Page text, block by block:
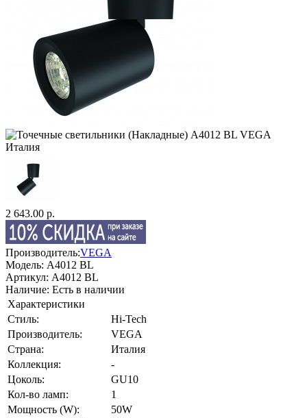
2 643.00 р.
Производитель:VEGA
Модель: A4012 BL
Артикул: A4012 BL
Наличие: Есть в наличии
Характеристики
Стиль:
Hi-Tech
Производитель:
VEGA
Страна:
Италия
Коллекция:
-
Цоколь:
GU10
Кол-во ламп:
1
Мощность (W):
50W